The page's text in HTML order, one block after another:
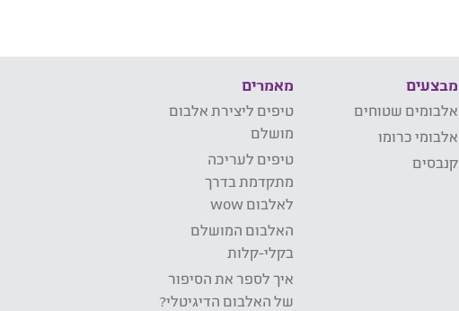
מבצעים
אלבומים שטוחים
אלבומי כרומו
קנבסים
מאמרים
טיפים ליצירת אלבום
מושלם
טיפים לעריכה
מתקדמת בדרך
לאלבום wow
האלבום המושלם
בקלי-קלות
איך לספר את הסיפור
של האלבום הדיגיטלי?